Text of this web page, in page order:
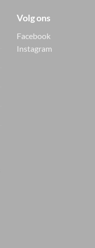
Volg ons
Facebook
Instagram